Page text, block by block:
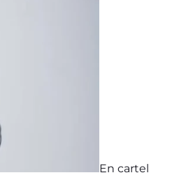
En cartel